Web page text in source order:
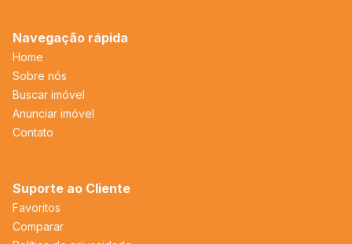
Navegação rápida
Home
Sobre nós
Buscar imóvel
Anunciar imóvel
Contato
Suporte ao Cliente
Favoritos
Comparar